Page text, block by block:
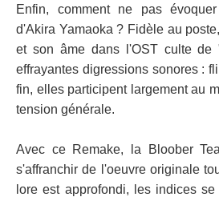
Enfin, comment ne pas
d'Akira Yamaoka ? Fidèle au
et son âme dans l'OST culte
effrayantes digressions sonores :
fin, elles participent largement au
tension générale.
Avec ce Remake, la Bloober
s'affranchir de l'oeuvre originale
lore est approfondi, les indices